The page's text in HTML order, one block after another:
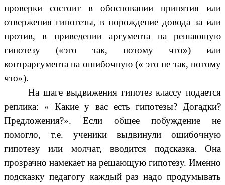
проверки состоит в обосновании принятия или
отвержения гипотезы, в порождение довода за или
против, в приведении аргумента на решающую
гипотезу («это так, потому что») или
контраргумента на ошибочную (« это не так, потому
что»).
На шаге выдвижения гипотез классу подается
реплика: « Какие у вас есть гипотезы? Догадки?
Предложения?». Если общее побуждение не
помогло, т.е. ученики выдвинули ошибочную
гипотезу или молчат, вводится подсказка. Она
прозрачно намекает на решающую гипотезу. Именно
подсказку педагогу каждый раз надо продумывать